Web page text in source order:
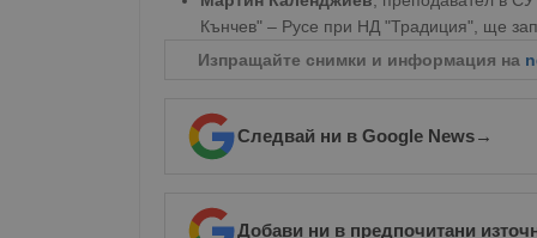
Кънчев" – Русе при НД "Традиция", ще
Изпращайте снимки и информация на
Следвай ни в Google News→
Добави ни в предпочитани
__cf_bm